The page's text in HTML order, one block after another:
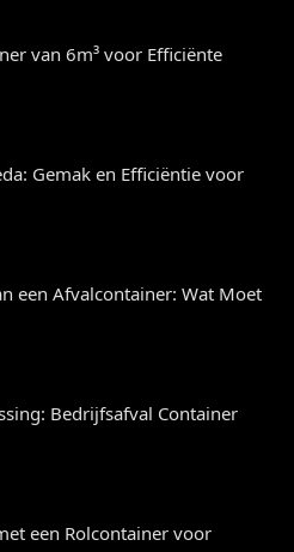
van 6m³ voor Efficiënte
Gemak en Efficiëntie voor
een Afvalcontainer: Wat Moet
Bedrijfsafval Container
een Rolcontainer voor